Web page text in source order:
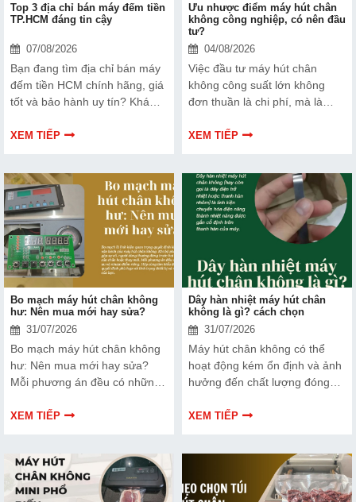
Top 3 địa chỉ bán máy đếm tiền
TP.HCM đáng tin cậy
07/08/2026
Bạn đang tìm địa chỉ bán máy
đếm tiền HCM chính hãng, giá
tốt và bảo hành uy tín? Khám
nhiều doanh nghiệp, cửa hàng
XEM TIẾP
Ưu nhược điểm máy hút chân
không công nghiệp, có nên đầu
tư?
04/08/2026
Việc đầu tư máy hút chân
không công suất lớn không
đơn thuần là chi phí, mà là
sản phẩm và nâng cao vị thế
điểm của thiết bị này để có
thêm thông tin và giúp bạn đưa
ra lựa chọn phù hợp, hiệu quả
hơn nhé!
XEM TIẾP
Bo mạch máy hút chân không
hư: Nên mua mới hay sửa?
31/07/2026
Bo mạch máy hút chân không
hư: Nên mua mới hay sửa?
Mỗi phương án đều có những
cùng tìm hiểu để đưa ra quyết
XEM TIẾP
Dây hàn nhiệt máy hút chân
không là gì? cách chọn
31/07/2026
Máy hút chân không có thể
hoạt động kém ổn định và ảnh
hưởng đến chất lượng đóng
Bài viết dưới đây sẽ giúp bạn
XEM TIẾP